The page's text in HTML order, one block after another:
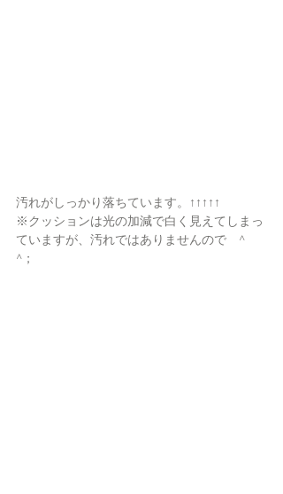
汚れがしっかり落ちています。↑↑↑↑↑
※クッションは光の加減で白く見えてしまっ
ていますが、汚れではありませんので　^
^；